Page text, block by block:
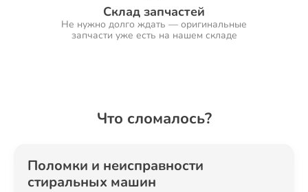
Склад запчастей
Не нужно долго ждать — оригинальные
запчасти уже есть на нашем складе
Что сломалось?
Поломки и неисправности
стиральных машин
Ремонт Холодильников